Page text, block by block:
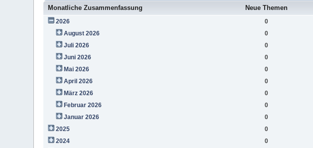
Monatliche Zusammenfassung Neue Themen
2026 0
August 2026
0
Juli 2026
0
Juni 2026
0
Mai 2026
0
April 2026
0
März 2026
0
Februar 2026
0
Januar 2026
0
2025
0
2024
0